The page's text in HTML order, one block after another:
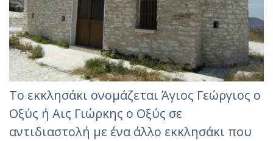
Το εκκλησάκι ονομάζεται Άγιος Γεώργιος ο
Οξύς ή Αις Γιώρκης ο Οξύς σε
αντιδιαστολή με ένα άλλο εκκλησάκι που